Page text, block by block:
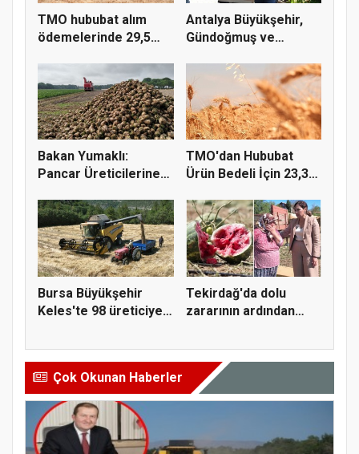
TMO hububat alım
ödemelerinde 29,5
Antalya Büyükşehir,
Gündoğmuş ve
Bakan Yumaklı:
Pancar Üreticilerine
TMO'dan Hububat
Ürün Bedeli İçin 23,3
Bursa Büyükşehir
Keles'te 98 üreticiye
Tekirdağ'da dolu
zararının ardından
Çok Okunan Haberler